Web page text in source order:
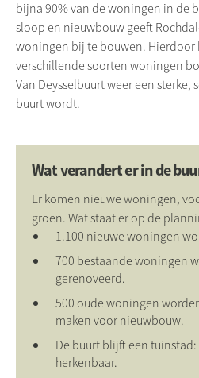
bijna 90% van de woningen in de
sloop en nieuwbouw geeft
woningen bij te bouwen. Hierdoor
verschillende soorten woningen
Van Deysselbuurt weer een
buurt wordt.
Wat verandert er in de
Er komen nieuwe woningen,
groen. Wat staat er op de
1.100 nieuwe woningen
700 bestaande woningen
gerenoveerd.
500 oude woningen
maken voor nieuwbouw.
De buurt blijft een
herkenbaar.